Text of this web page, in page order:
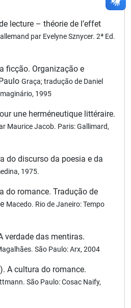
lecture – théorie de l’effet
par Evelyne Sznycer. 2ª Ed.
ficção. Organização e
Graça; tradução de Daniel
1995
une herméneutique littéraire.
Maurice Jacob. Paris: Gallimard,
do discurso da poesia e da
1975.
do romance. Tradução de
Macedo. Rio de Janeiro: Tempo
verdade das mentiras.
São Paulo: Arx, 2004
A cultura do romance.
São Paulo: Cosac Naify,